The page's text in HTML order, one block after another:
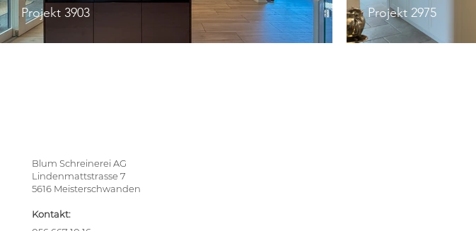
Projekt 3903 Projekt 2975
Blum Schreinerei AG
Lindenmattstrasse 7
5616 Meisterschwanden
Kontakt: